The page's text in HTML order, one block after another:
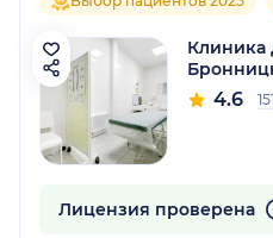
Клиника
4.6
Лицензия проверена